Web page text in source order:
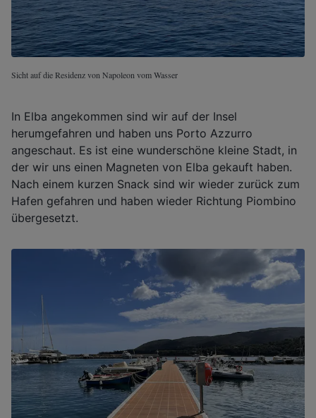
Sicht auf die Residenz von Napoleon vom Wasser
In Elba angekommen sind wir auf der Insel
herumgefahren und haben uns Porto Azzurro
angeschaut. Es ist eine wunderschöne kleine Stadt, in
der wir uns einen Magneten von Elba gekauft haben.
Nach einem kurzen Snack sind wir wieder zurück zum
Hafen gefahren und haben wieder Richtung Piombino
übergesetzt.